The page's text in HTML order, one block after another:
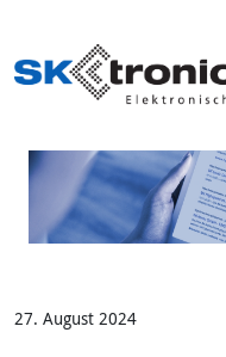
content
27. August 2024